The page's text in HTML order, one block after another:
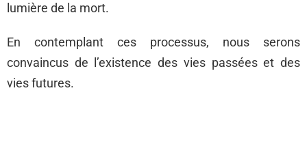
lumière de la mort.
En contemplant ces processus, nous serons
convaincus de l’existence des vies passées et des
vies futures.